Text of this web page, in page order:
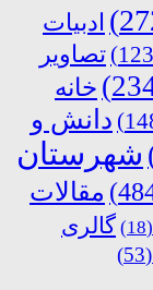
ادبیات
تصاویر
خانه
دانش و
شهرستان
مقالات
(18)
گالری
(53)